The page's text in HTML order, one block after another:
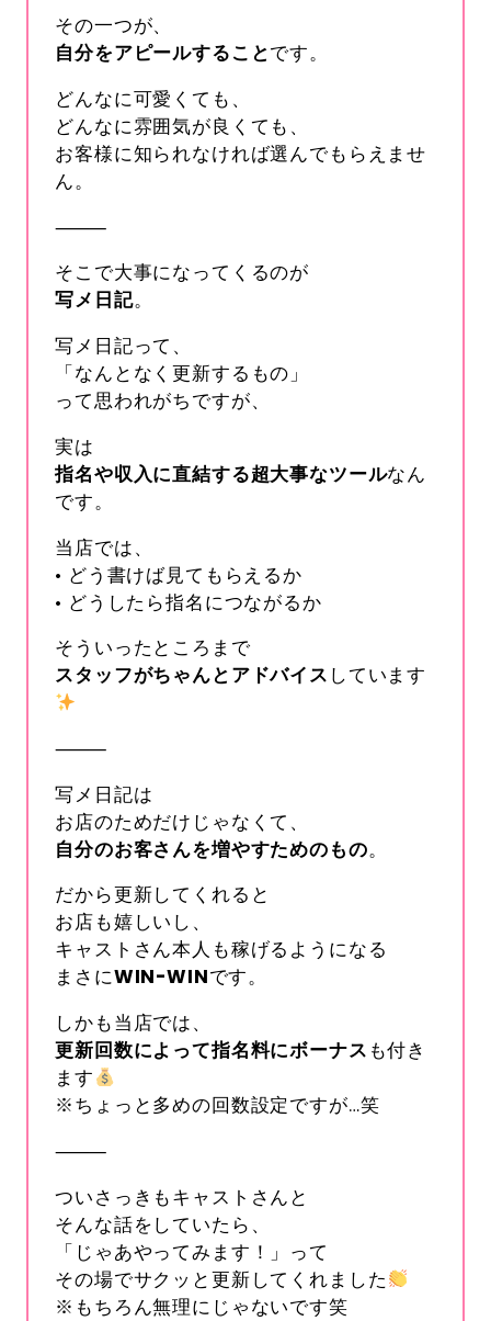
SNSIDs-hanabi
24時間365日受付中です
電話
0120-367-294
メール
s-hanabi@docomo.ne.jp
その一つが、
自分をアピールすることです。
どんなに可愛くても、
どんなに雰囲気が良くても、
お客様に知られなければ選んでもらえませ
ん。
⸻
そこで大事になってくるのが
写メ日記。
写メ日記って、
「なんとなく更新するもの」
って思われがちですが、
実は
指名や収入に直結する超大事なツールなん
です。
当店では、
• どう書けば見てもらえるか
• どうしたら指名につながるか
そういったところまで
スタッフがちゃんとアドバイス しています
⸻
写メ日記は
お店のためだけじゃなくて、
自分のお客さんを増やすためのもの。
だから更新してくれると
お店も嬉しいし、
キャストさん本人も稼げるようになる
まさにWIN-WINです。
しかも当店では、
更新回数によって指名料にボーナス も付き
ます
※ちょっと多めの回数設定ですが…笑
⸻
ついさっきもキャストさんと
そんな話をしていたら、
「じゃあやってみます！」って
その場でサクッと更新してくれました
※もちろん無理にじゃないです笑